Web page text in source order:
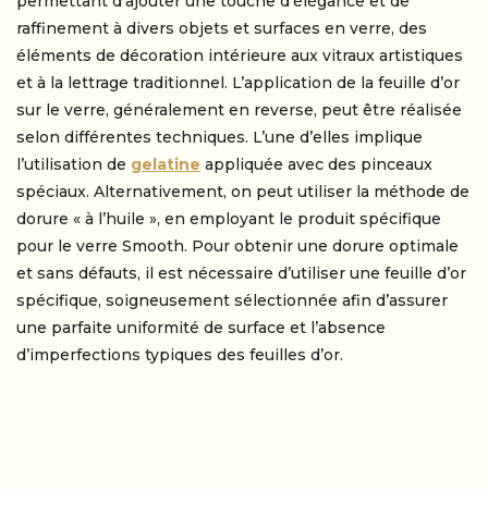
raffinement à divers objets et surfaces en verre, des
éléments de décoration intérieure aux vitraux artistiques
et à la lettrage traditionnel. L’application de la feuille d’or
sur le verre, généralement en reverse, peut être réalisée
selon différentes techniques. L’une d’elles implique
l’utilisation de gelatine appliquée avec des pinceaux
spéciaux. Alternativement, on peut utiliser la méthode de
dorure « à l’huile », en employant le produit spécifique
pour le verre Smooth. Pour obtenir une dorure optimale
et sans défauts, il est nécessaire d’utiliser une feuille d’or
spécifique, soigneusement sélectionnée afin d’assurer
une parfaite uniformité de surface et l’absence
d’imperfections typiques des feuilles d’or.